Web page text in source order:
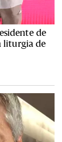
de
liturgia de